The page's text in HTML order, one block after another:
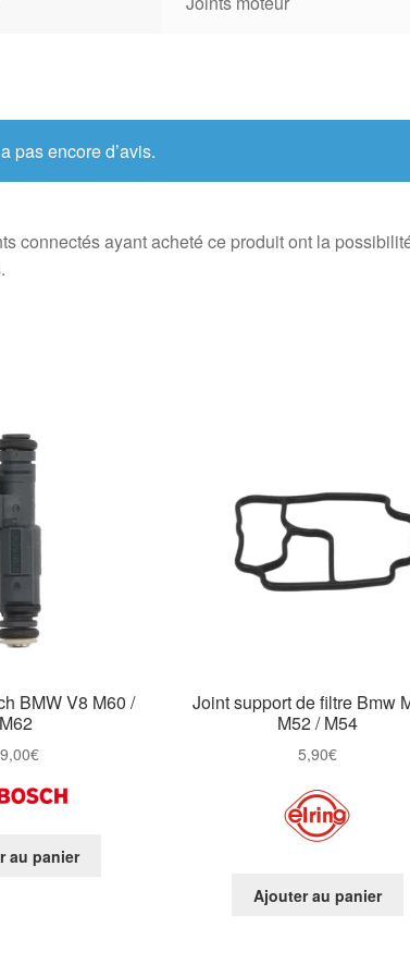
a pas encore d’avis.
connectés ayant acheté ce produit ont la
BMW V8 M60 /
M62
€
au panier
Joint support de filtre Bmw
M52 / M54
5,90€
Ajouter au panier